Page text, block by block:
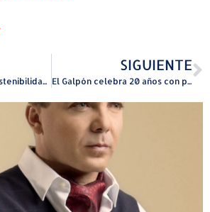
Premio Zayed a la Sostenibilidad cierra convocatoria con 7.761 postulaciones globales
SIGUIENTE
El Galpón celebra 20 años con piezas artesanales que cuentan historias